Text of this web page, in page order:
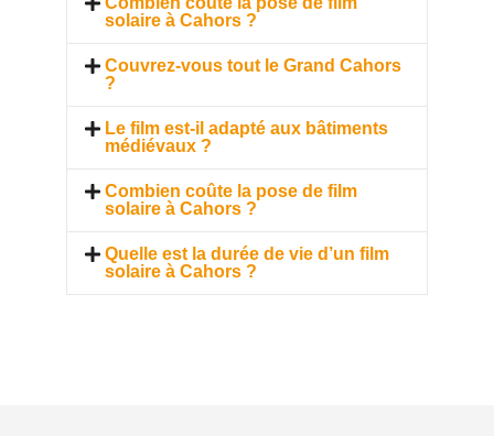
solaire à Cahors ?
Couvrez-vous tout le Grand Cahors
?
Le film est-il adapté aux bâtiments
médiévaux ?
Combien coûte la pose de film
solaire à Cahors ?
Quelle est la durée de vie d’un film
solaire à Cahors ?